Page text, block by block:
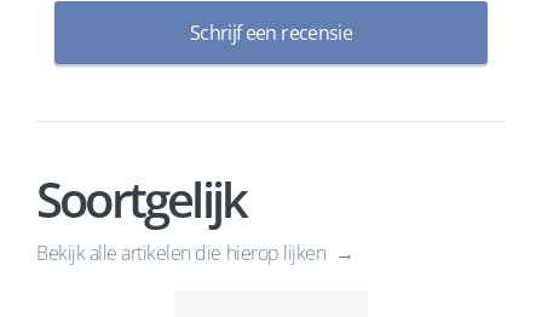
Schrijf een recensie
Soortgelijk
Bekijk alle artikelen die hierop lijken